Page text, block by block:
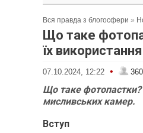
Вся правда з блогосфери »
Що таке
їх використання
07.10.2024, 12:22 • 360
Що таке фотопастки?
мисливських камер.
Вступ